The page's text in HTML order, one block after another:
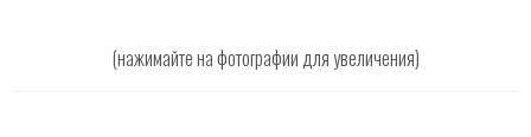
(нажимайте на фотографии для увеличения)